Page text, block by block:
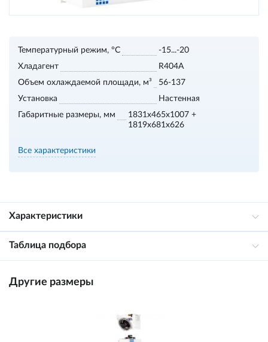
Температурный режим, °С
-15...-20
Хладагент
R404A
Объем охлаждаемой площади, м³
56-137
Установка
Настенная
Габаритные размеры, мм
1831x465x1007 +
1819x681x626
Все характеристики
Характеристики
Таблица подбора
Другие размеры